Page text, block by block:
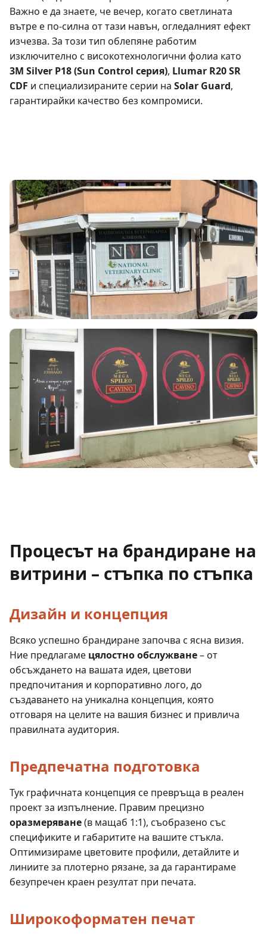
Важно е да знаете, че вечер, когато светлината
вътре е по-силна от тази навън, огледалният ефект
изчезва. За този тип облепяне работим
изключително с високотехнологични фолиа като
3M Silver P18 (Sun Control серия), Llumar R20 SR
CDF и специализираните серии на Solar Guard,
гарантирайки качество без компромиси.
Процесът на брандиране на
витрини – стъпка по стъпка
Дизайн и концепция
Всяко успешно брандиране започва с ясна визия.
Ние предлагаме цялостно обслужване– от
обсъждането на вашата идея, цветови
предпочитания и корпоративно лого, до
създаването на уникална концепция, която
отговаря на целите на вашия бизнес и привлича
правилната аудитория.
Предпечатна подготовка
Тук графичната концепция се превръща в реален
проект за изпълнение. Правим прецизно
оразмеряване(в мащаб 1:1), съобразено със
спецификите и габаритите на вашите стъкла.
Оптимизираме цветовите профили, детайлите и
линиите за плотерно рязане, за да гарантираме
безупречен краен резултат при печата.
Широкоформатен печат